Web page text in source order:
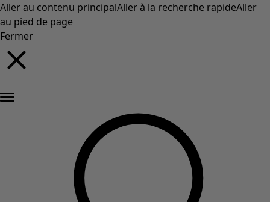
Aller au contenu principalAller à la recherche rapideAller
au pied de page
Fermer